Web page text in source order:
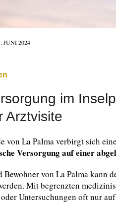
JUNI 2024
im
Arztvisite
von La Palma verbirgt sich
Versorgung auf einer
von La Palma kann
Mit begrenzten
Untersuchungen oft nur